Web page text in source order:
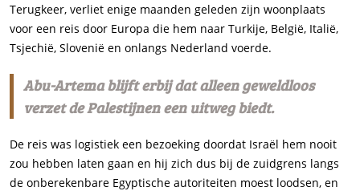
Terugkeer, verliet enige maanden geleden zijn woonplaats
voor een reis door Europa die hem naar Turkije, België, Italië,
Tsjechië, Slovenië en onlangs Nederland voerde.
Abu-Artema blijft erbij dat alleen geweldloos
verzet de Palestijnen een uitweg biedt.
De reis was logistiek een bezoeking doordat Israël hem nooit
zou hebben laten gaan en hij zich dus bij de zuidgrens langs
de onberekenbare Egyptische autoriteiten moest loodsen, en